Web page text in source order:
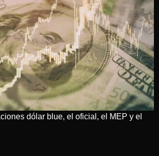
dólar blue, el oficial, el MEP y el